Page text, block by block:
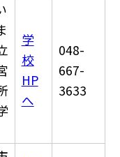
学
校
HP
へ
048-
667-
3633